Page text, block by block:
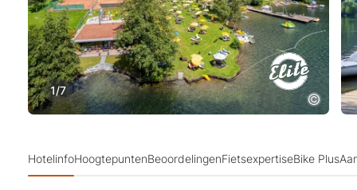
1/7
HotelinfoHoogtepuntenBeoordelingenFietsexpertiseBike Plus